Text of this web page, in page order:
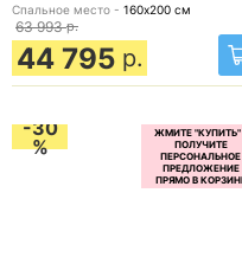
Спальное место - 160х200 см
63 993 р.
44 795 р.
-30
%